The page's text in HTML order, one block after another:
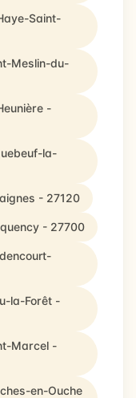
Saint-
Meslin-du-
-
la-
- 27120
- 27700
la-Forêt -
Marcel -
en-Ouche